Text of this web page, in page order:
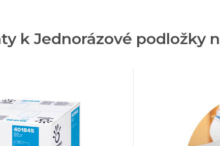
k Jednorázové podložky